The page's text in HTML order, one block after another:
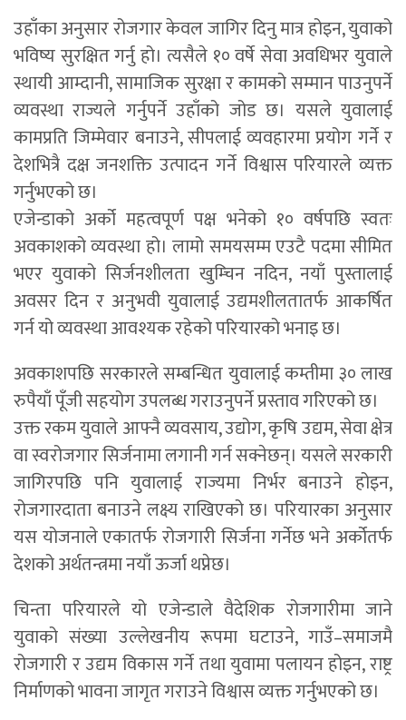
उहाँका अनुसार रोजगार केवल जागिर दिनु मात्र होइन, युवाको
भविष्य सुरक्षित गर्नु हो। त्यसैले १० वर्षे सेवा अवधिभर युवाले
स्थायी आम्दानी, सामाजिक सुरक्षा र कामको सम्मान पाउनुपर्ने
व्यवस्था राज्यले गर्नुपर्ने उहाँको जोड छ। यसले युवालाई
कामप्रति जिम्मेवार बनाउने, सीपलाई व्यवहारमा प्रयोग गर्ने र
देशभित्रै दक्ष जनशक्ति उत्पादन गर्ने विश्वास परियारले व्यक्त
गर्नुभएको छ।
एजेन्डाको अर्को महत्वपूर्ण पक्ष भनेको १० वर्षपछि स्वतः
अवकाशको व्यवस्था हो। लामो समयसम्म एउटै पदमा सीमित
भएर युवाको सिर्जनशीलता खुम्चिन नदिन, नयाँ पुस्तालाई
अवसर दिन र अनुभवी युवालाई उद्यमशीलतातर्फ आकर्षित
गर्न यो व्यवस्था आवश्यक रहेको परियारको भनाइ छ।
अवकाशपछि सरकारले सम्बन्धित युवालाई कम्तीमा ३० लाख
रुपैयाँ पूँजी सहयोग उपलब्ध गराउनुपर्ने प्रस्ताव गरिएको छ।
उक्त रकम युवाले आफ्नै व्यवसाय, उद्योग, कृषि उद्यम, सेवा क्षेत्र
वा स्वरोजगार सिर्जनामा लगानी गर्न सक्नेछन्। यसले सरकारी
जागिरपछि पनि युवालाई राज्यमा निर्भर बनाउने होइन,
रोजगारदाता बनाउने लक्ष्य राखिएको छ। परियारका अनुसार
यस योजनाले एकातर्फ रोजगारी सिर्जना गर्नेछ भने अर्कोतर्फ
देशको अर्थतन्त्रमा नयाँ ऊर्जा थप्नेछ।
चिन्ता परियारले यो एजेन्डाले वैदेशिक रोजगारीमा जाने
युवाको संख्या उल्लेखनीय रूपमा घटाउने, गाउँ–समाजमै
रोजगारी र उद्यम विकास गर्ने तथा युवामा पलायन होइन, राष्ट्र
निर्माणको भावना जागृत गराउने विश्वास व्यक्त गर्नुभएको छ।